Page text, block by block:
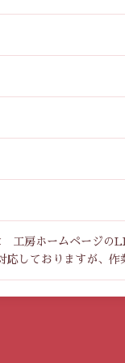
工房ホームページの
しておりますが、作